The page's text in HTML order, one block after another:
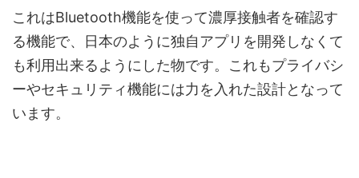
これはBluetooth機能を使って濃厚接触者を確認す
る機能で、日本のように独自アプリを開発しなくて
も利用出来るようにした物です。これもプライバシ
ーやセキュリティ機能には力を入れた設計となって
います。